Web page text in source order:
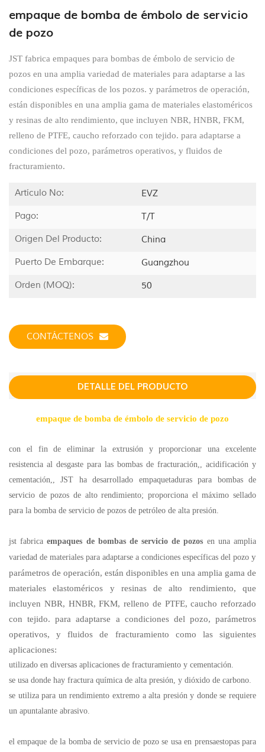
empaque de bomba de émbolo de servicio
de pozo
JST fabrica empaques para bombas de émbolo de servicio de
pozos en una amplia variedad de materiales para adaptarse a las
condiciones específicas de los pozos. y parámetros de operación,
están disponibles en una amplia gama de materiales elastoméricos
y resinas de alto rendimiento, que incluyen NBR, HNBR, FKM,
relleno de PTFE, caucho reforzado con tejido. para adaptarse a
condiciones del pozo, parámetros operativos, y fluidos de
fracturamiento.
Artículo No:
EVZ
Pago:
T/T
Origen Del Producto:
China
Puerto De Embarque:
Guangzhou
Orden (MOQ):
50
CONTÁCTENOS
DETALLE DEL PRODUCTO
empaque de bomba de émbolo de servicio de pozo
con el fin de eliminar la extrusión y proporcionar una excelente
resistencia al desgaste para las bombas de fracturación,, acidificación y
cementación,, JST ha desarrollado empaquetaduras para bombas de
servicio de pozos de alto rendimiento; proporciona el máximo sellado
para la bomba de servicio de pozos de petróleo de alta presión.
jst fabrica empaques de bombas de servicio de pozos en una amplia
variedad de materiales para adaptarse a condiciones específicas del pozo y
parámetros de operación, están disponibles en una amplia gama de
materiales elastoméricos y resinas de alto rendimiento, que
incluyen NBR, HNBR, FKM, relleno de PTFE, caucho reforzado
con tejido. para adaptarse a condiciones del pozo, parámetros
operativos, y fluidos de fracturamiento como las siguientes
aplicaciones:
utilizado en diversas aplicaciones de fracturamiento y cementación.
se usa donde hay fractura química de alta presión, y dióxido de carbono.
se utiliza para un rendimiento extremo a alta presión y donde se requiere
un apuntalante abrasivo.
el empaque de la bomba de servicio de pozo se usa en prensaestopas para